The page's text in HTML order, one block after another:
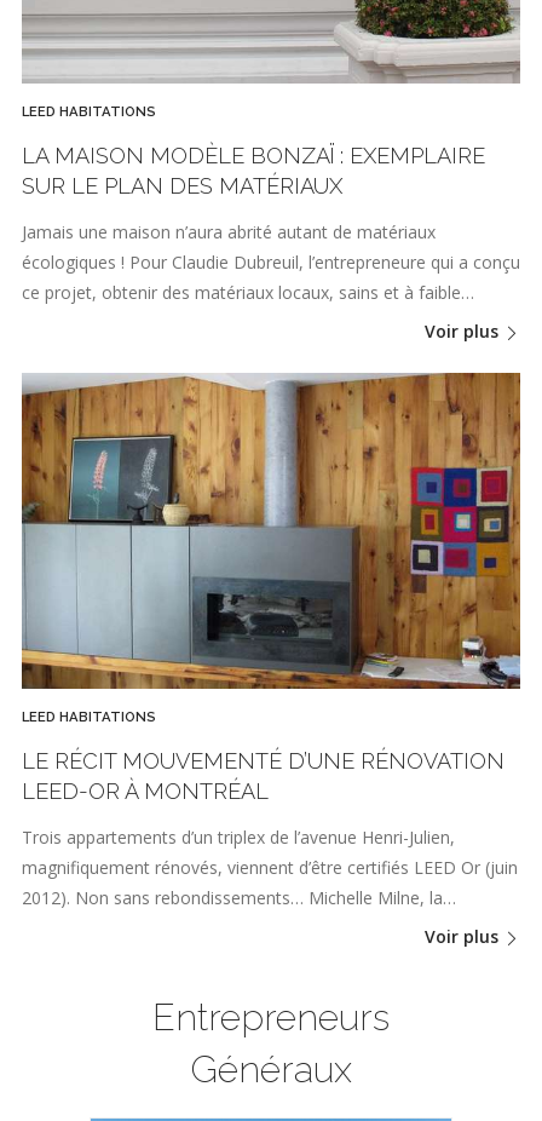
LEED HABITATIONS
LA MAISON MODÈLE BONZAÏ : EXEMPLAIRE
SUR LE PLAN DES MATÉRIAUX
Jamais une maison n’aura abrité autant de matériaux
écologiques ! Pour Claudie Dubreuil, l’entrepreneure qui a conçu
ce projet, obtenir des matériaux locaux, sains et à faible…
Voir plus
LEED HABITATIONS
LE RÉCIT MOUVEMENTÉ D’UNE RÉNOVATION
LEED-OR À MONTRÉAL
Trois appartements d’un triplex de l’avenue Henri-Julien,
magnifiquement rénovés, viennent d’être certifiés LEED Or (juin
2012). Non sans rebondissements… Michelle Milne, la…
Voir plus
Entrepreneurs
Généraux